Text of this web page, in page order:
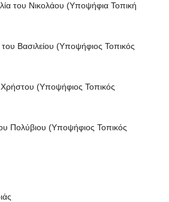
του Νικολάου (Υποψήφια Τοπική
Βασιλείου (Υποψήφιος Τοπικός
Χρήστου (Υποψήφιος Τοπικός
Πολύβιου (Υποψήφιος Τοπικός